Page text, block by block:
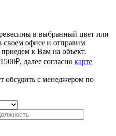
в выбранный цвет или
офисе и отправим
к Вам на объект.
далее согласно карте
обсудить с менеджером по